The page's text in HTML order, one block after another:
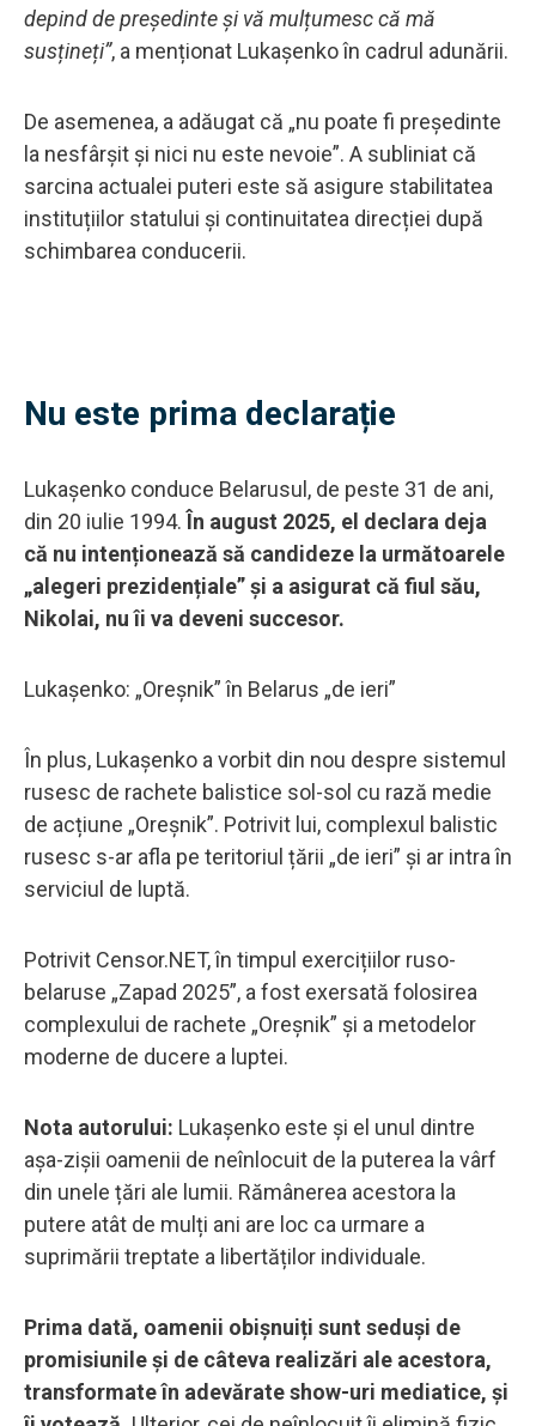
depind de președinte și vă mulțumesc că mă
susțineți”, a menționat Lukașenko în cadrul adunării.
De asemenea, a adăugat că „nu poate fi președinte
la nesfârșit și nici nu este nevoie”. A subliniat că
sarcina actualei puteri este să asigure stabilitatea
instituțiilor statului și continuitatea direcției după
schimbarea conducerii.
Nu este prima declarație
Lukașenko conduce Belarusul, de peste 31 de ani,
din 20 iulie 1994.În august 2025, el declara deja
că nu intenționează să candideze la următoarele
„alegeri prezidențiale” și a asigurat că fiul său,
Nikolai, nu îi va deveni succesor.
Lukașenko: „Oreșnik” în Belarus „de ieri”
În plus, Lukașenko a vorbit din nou despre sistemul
rusesc de rachete balistice sol-sol cu rază medie
de acțiune „Oreșnik”. Potrivit lui, complexul balistic
rusesc s-ar afla pe teritoriul țării „de ieri” și ar intra în
serviciul de luptă.
Potrivit Censor.NET, în timpul exercițiilor ruso-
belaruse „Zapad 2025”, a fost exersată folosirea
complexului de rachete „Oreșnik” și a metodelor
moderne de ducere a luptei.
Nota autorului: Lukașenko este și el unul dintre
așa-zișii oamenii de neînlocuit de la puterea la vârf
din unele țări ale lumii. Rămânerea acestora la
putere atât de mulți ani are loc ca urmare a
suprimării treptate a libertăților individuale.
Prima dată, oamenii obișnuiți sunt seduși de
promisiunile și de câteva realizări ale acestora,
transformate în adevărate show-uri mediatice, și